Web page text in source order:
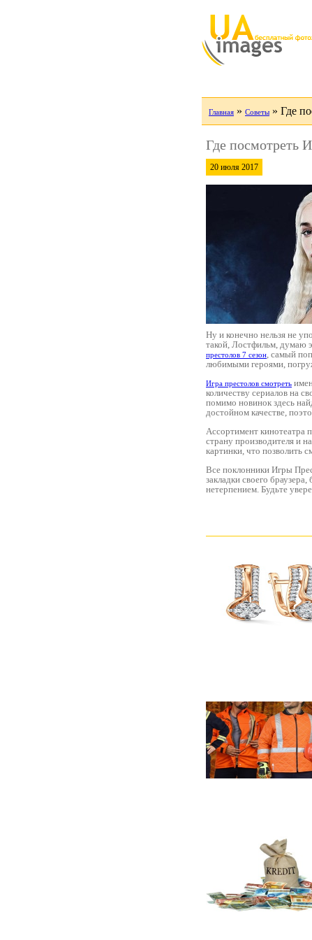
Главная » Советы » Где
Где посмотреть
20 июля 2017
Ну и конечно нельзя не
такой, Лостфильм, думаю
престолов 7 сезон, самый
любимыми героями,
Игра престолов смотреть
количеству сериалов на
помимо новинок здесь
достойном качестве,
Ассортимент кинотеатра
страну производителя и
картинки, что позволить
Все поклонники Игры
закладки своего
нетерпением. Будьте